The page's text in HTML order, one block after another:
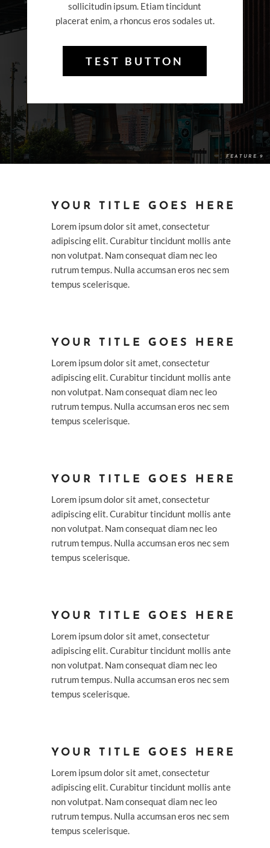
sollicitudin ipsum. Etiam tincidunt
placerat enim, a rhoncus eros sodales ut.
TEST BUTTON
YOUR TITLE GOES HERE
Lorem ipsum dolor sit amet, consectetur
adipiscing elit. Curabitur tincidunt mollis ante
non volutpat. Nam consequat diam nec leo
rutrum tempus. Nulla accumsan eros nec sem
tempus scelerisque.
YOUR TITLE GOES HERE
Lorem ipsum dolor sit amet, consectetur
adipiscing elit. Curabitur tincidunt mollis ante
non volutpat. Nam consequat diam nec leo
rutrum tempus. Nulla accumsan eros nec sem
tempus scelerisque.
YOUR TITLE GOES HERE
Lorem ipsum dolor sit amet, consectetur
adipiscing elit. Curabitur tincidunt mollis ante
non volutpat. Nam consequat diam nec leo
rutrum tempus. Nulla accumsan eros nec sem
tempus scelerisque.
YOUR TITLE GOES HERE
Lorem ipsum dolor sit amet, consectetur
adipiscing elit. Curabitur tincidunt mollis ante
non volutpat. Nam consequat diam nec leo
rutrum tempus. Nulla accumsan eros nec sem
tempus scelerisque.
YOUR TITLE GOES HERE
Lorem ipsum dolor sit amet, consectetur
adipiscing elit. Curabitur tincidunt mollis ante
non volutpat. Nam consequat diam nec leo
rutrum tempus. Nulla accumsan eros nec sem
tempus scelerisque.